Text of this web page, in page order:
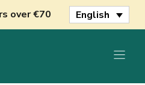
over €70 English